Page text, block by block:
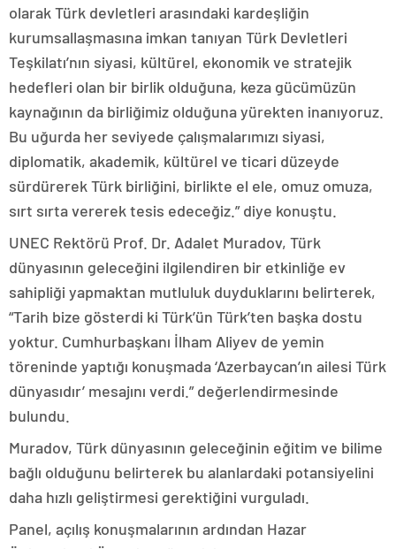
olarak Türk devletleri arasındaki kardeşliğin
kurumsallaşmasına imkan tanıyan Türk Devletleri
Teşkilatı’nın siyasi, kültürel, ekonomik ve stratejik
hedefleri olan bir birlik olduğuna, keza gücümüzün
kaynağının da birliğimiz olduğuna yürekten inanıyoruz.
Bu uğurda her seviyede çalışmalarımızı siyasi,
diplomatik, akademik, kültürel ve ticari düzeyde
sürdürerek Türk birliğini, birlikte el ele, omuz omuza,
sırt sırta vererek tesis edeceğiz.” diye konuştu.
UNEC Rektörü Prof. Dr. Adalet Muradov, Türk
dünyasının geleceğini ilgilendiren bir etkinliğe ev
sahipliği yapmaktan mutluluk duyduklarını belirterek,
“Tarih bize gösterdi ki Türk’ün Türk’ten başka dostu
yoktur. Cumhurbaşkanı İlham Aliyev de yemin
töreninde yaptığı konuşmada ‘Azerbaycan’ın ailesi Türk
dünyasıdır’ mesajını verdi.” değerlendirmesinde
bulundu.
Muradov, Türk dünyasının geleceğinin eğitim ve bilime
bağlı olduğunu belirterek bu alanlardaki potansiyelini
daha hızlı geliştirmesi gerektiğini vurguladı.
Panel, açılış konuşmalarının ardından Hazar